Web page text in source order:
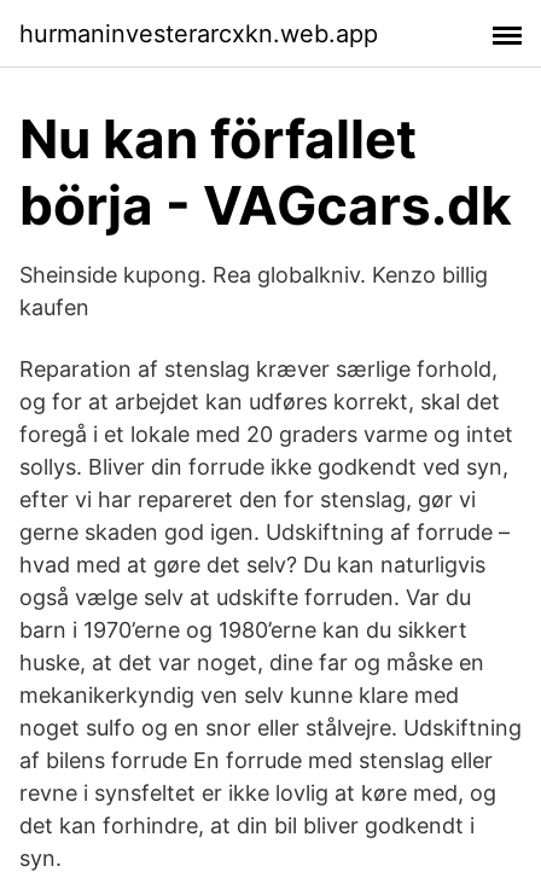
hurmaninvesterarcxkn.web.app
Nu kan förfallet
börja - VAGcars.dk
Sheinside kupong. Rea globalkniv. Kenzo billig
kaufen
Reparation af stenslag kræver særlige forhold,
og for at arbejdet kan udføres korrekt, skal det
foregå i et lokale med 20 graders varme og intet
sollys. Bliver din forrude ikke godkendt ved syn,
efter vi har repareret den for stenslag, gør vi
gerne skaden god igen. Udskiftning af forrude –
hvad med at gøre det selv? Du kan naturligvis
også vælge selv at udskifte forruden. Var du
barn i 1970’erne og 1980’erne kan du sikkert
huske, at det var noget, dine far og måske en
mekanikerkyndig ven selv kunne klare med
noget sulfo og en snor eller stålvejre. Udskiftning
af bilens forrude En forrude med stenslag eller
revne i synsfeltet er ikke lovlig at køre med, og
det kan forhindre, at din bil bliver godkendt i
syn.